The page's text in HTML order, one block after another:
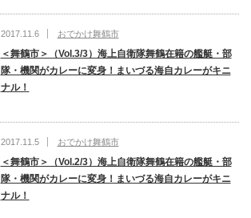
2017.11.6 おでかけ舞鶴市
＜舞鶴市＞（Vol.3/3）海上自衛隊舞鶴在籍の艦艇・部
隊・機関がカレーに変身！まいづる海自カレーがキニ
ナル！
2017.11.5 おでかけ舞鶴市
＜舞鶴市＞（Vol.2/3）海上自衛隊舞鶴在籍の艦艇・部
隊・機関がカレーに変身！まいづる海自カレーがキニ
ナル！